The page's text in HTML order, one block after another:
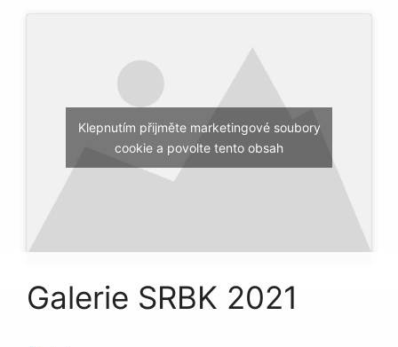
Klepnutím přijměte marketingové soubory
cookie a povolte tento obsah
Galerie SRBK 2021